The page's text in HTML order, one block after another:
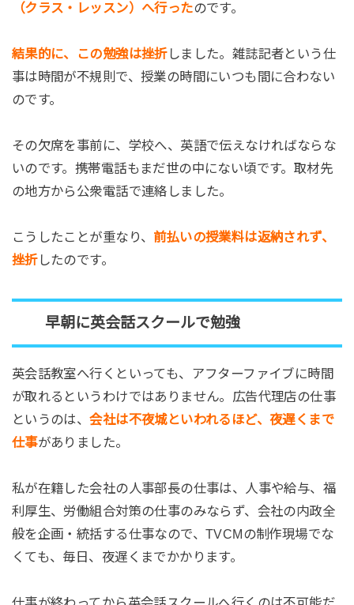
（クラス・レッスン）へ行ったのです。
結果的に、この勉強は挫折しました。雑誌記者という仕
事は時間が不規則で、授業の時間にいつも間に合わない
のです。
その欠席を事前に、学校へ、英語で伝えなければならな
いのです。携帯電話もまだ世の中にない頃です。取材先
の地方から公衆電話で連絡しました。
こうしたことが重なり、 前払いの授業料は返納されず、
挫折したのです。
早朝に英会話スクールで勉強
英会話教室へ行くといっても、アフターファイブに時間
が取れるというわけではありません。広告代理店の仕事
というのは、会社は不夜城といわれるほど、夜遅くまで
仕事がありました。
私が在籍した会社の人事部長の仕事は、人事や給与、福
利厚生、労働組合対策の仕事のみならず、会社の内政全
般を企画・統括する仕事なので、TVCMの制作現場でな
くても、毎日、夜遅くまでかかります。